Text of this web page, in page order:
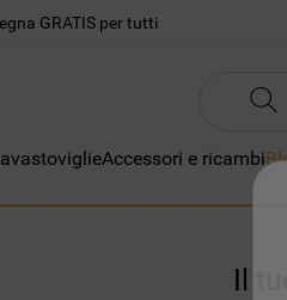
GRATIS per tutti
Accessori e ricambi
Il